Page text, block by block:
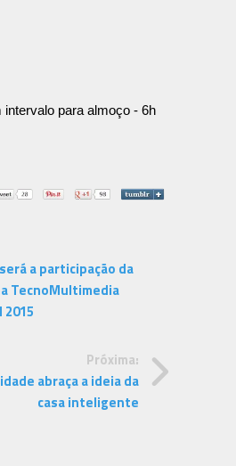
intervalo para almoço - 6h
a participação da
TecnoMultimedia
2015
Próxima:
abraça a ideia da
casa inteligente